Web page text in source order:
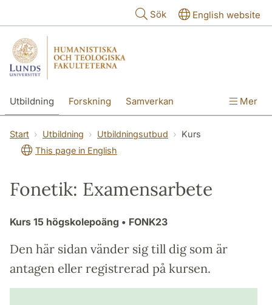
Sök English website
Utbildning Forskning Samverkan Mer
Start Utbildning Utbildningsutbud
Kurs
This page in English
Fonetik: Examensarbete
Kurs 15 högskolepoäng • FONK23
Den här sidan vänder sig till dig som är
antagen eller registrerad på kursen.